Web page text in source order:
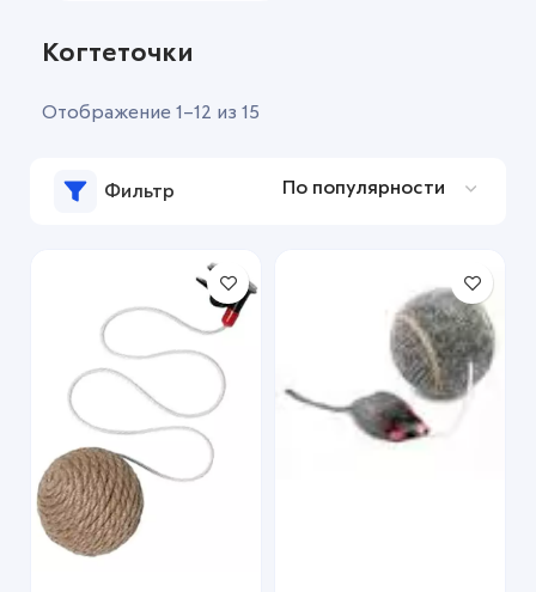
Когтеточки
Отображение 1–12 из 15
Фильтр